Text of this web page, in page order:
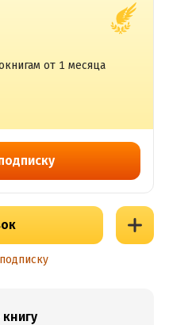
от 1 месяца